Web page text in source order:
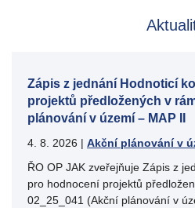
Zápis z jednání Hodnoticí
projektů předložených v
plánování v území – MAP II
4. 8. 2026 | Akční plánování v
ŘO OP JAK zveřejňuje Zápis z
pro hodnocení projektů
02_25_041 (Akční plánování v